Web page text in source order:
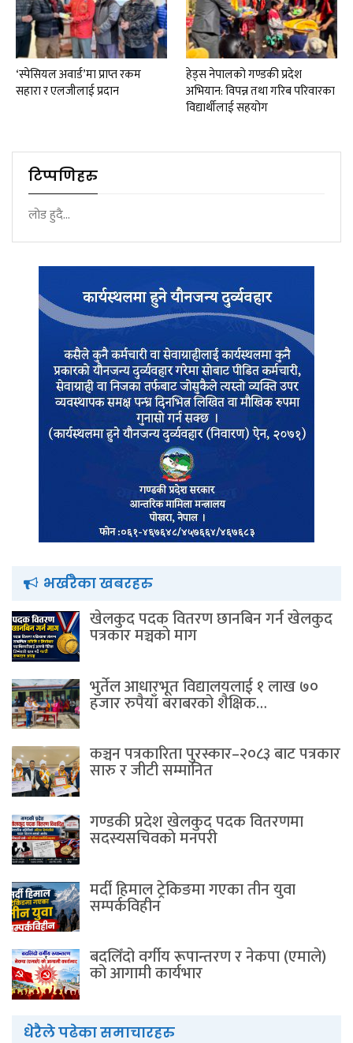
‘स्पेसियल अवार्ड’मा प्राप्त रकम
सहारा र एलजीलाई प्रदान
हेड्स नेपालको गण्डकी प्रदेश
अभियान: विपन्न तथा गरिब परिवारका
विद्यार्थीलाई सहयोग
टिप्पणिहरु
लोड हुदै...
भर्खरैका खबरहरु
खेलकुद पदक वितरण छानबिन गर्न खेलकुद
पत्रकार मञ्चकाे माग
भुर्तेल आधारभूत विद्यालयलाई १ लाख ७०
हजार रुपैयाँ बराबरको शैक्षिक…
कञ्चन पत्रकारिता पुरस्कार–२०८३ बाट पत्रकार
सारु र जीटी सम्मानित
गण्डकी प्रदेश खेलकुद पदक वितरणमा
सदस्यसचिवकाे मनपरी
मर्दी हिमाल ट्रेकिङमा गएका तीन युवा
सम्पर्कविहीन
बदलिँदो वर्गीय रूपान्तरण र नेकपा (एमाले)
को आगामी कार्यभार
धेरैले पढेका समाचारहरु